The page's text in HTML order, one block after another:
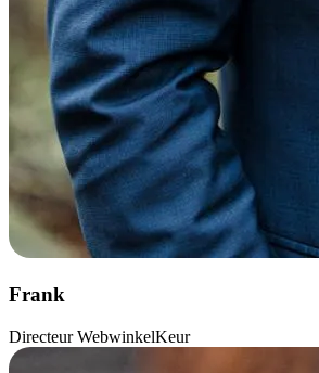
Frank
Directeur WebwinkelKeur